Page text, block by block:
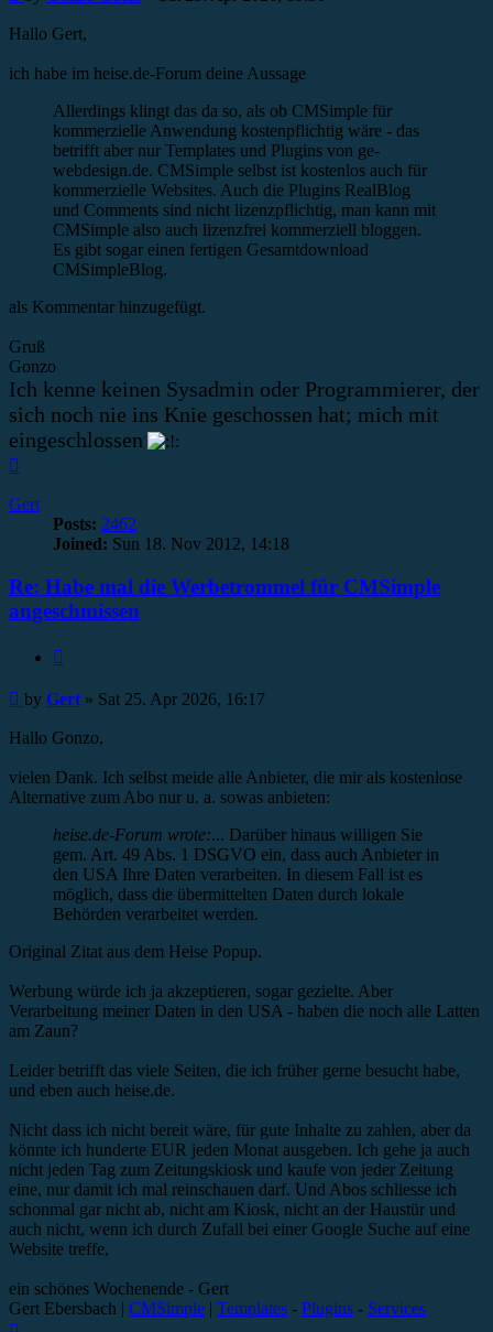
Hallo Gert,
ich habe im heise.de-Forum deine Aussage
Allerdings klingt das da so, als ob CMSimple für
kommerzielle Anwendung kostenpflichtig wäre - das
betrifft aber nur Templates und Plugins von ge-
webdesign.de. CMSimple selbst ist kostenlos auch für
kommerzielle Websites. Auch die Plugins RealBlog
und Comments sind nicht lizenzpflichtig, man kann mit
CMSimple also auch lizenzfrei kommerziell bloggen.
Es gibt sogar einen fertigen Gesamtdownload
CMSimpleBlog.
als Kommentar hinzugefügt.
Gruß
Gonzo
Ich kenne keinen Sysadmin oder Programmierer, der
sich noch nie ins Knie geschossen hat; mich mit
eingeschlossen
Gert
Posts: 2462
Joined: Sun 18. Nov 2012, 14:18
Re: Habe mal die Werbetrommel für CMSimple
angeschmissen
Post
by Gert » Sat 25. Apr 2026, 16:17
Hallo Gonzo,
vielen Dank. Ich selbst meide alle Anbieter, die mir als kostenlose
Alternative zum Abo nur u. a. sowas anbieten:
heise.de-Forum wrote:... Darüber hinaus willigen Sie
gem. Art. 49 Abs. 1 DSGVO ein, dass auch Anbieter in
den USA Ihre Daten verarbeiten. In diesem Fall ist es
möglich, dass die übermittelten Daten durch lokale
Behörden verarbeitet werden.
Original Zitat aus dem Heise Popup.
Werbung würde ich ja akzeptieren, sogar gezielte. Aber
Verarbeitung meiner Daten in den USA - haben die noch alle Latten
am Zaun?
Leider betrifft das viele Seiten, die ich früher gerne besucht habe,
und eben auch heise.de.
Nicht dass ich nicht bereit wäre, für gute Inhalte zu zahlen, aber da
könnte ich hunderte EUR jeden Monat ausgeben. Ich gehe ja auch
nicht jeden Tag zum Zeitungskiosk und kaufe von jeder Zeitung
eine, nur damit ich mal reinschauen darf. Und Abos schliesse ich
schonmal gar nicht ab, nicht am Kiosk, nicht an der Haustür und
auch nicht, wenn ich durch Zufall bei einer Google Suche auf eine
Website treffe,
ein schönes Wochenende - Gert
Gert Ebersbach | CMSimple | Templates - Plugins - Services